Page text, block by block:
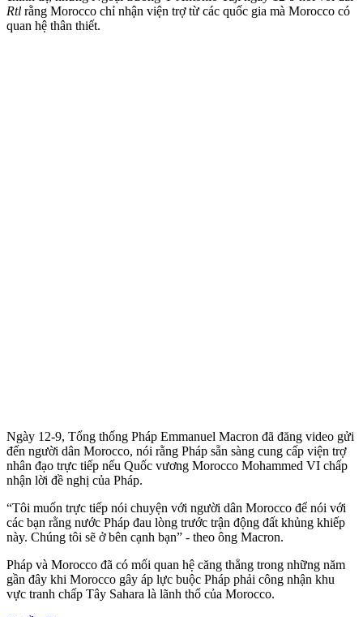
Rtl rằng Morocco chỉ nhận viện trợ từ các quốc gia mà Morocco có
quan hệ thân thiết.
Ngày 12-9, Tổng thống Pháp Emmanuel Macron đã đăng video gửi
đến người dân Morocco, nói rằng Pháp sẵn sàng cung cấp viện trợ
nhân đạo trực tiếp nếu Quốc vương Morocco Mohammed VI chấp
nhận lời đề nghị của Pháp.
“Tôi muốn trực tiếp nói chuyện với người dân Morocco để nói với
các bạn rằng nước Pháp đau lòng trước trận động đất khủng khiếp
này. Chúng tôi sẽ ở bên cạnh bạn” - theo ông Macron.
Pháp và Morocco đã có mối quan hệ căng thẳng trong những năm
gần đây khi Morocco gây áp lực buộc Pháp phải công nhận khu
vực tranh chấp Tây Sahara là lãnh thổ của Morocco.